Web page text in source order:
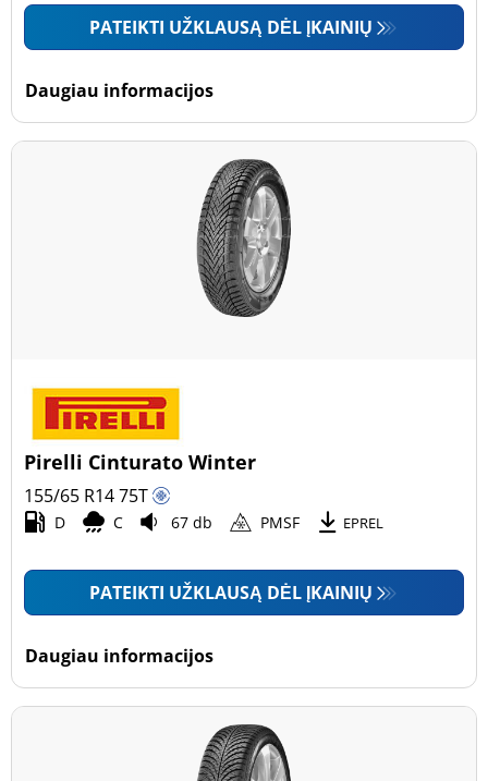
PATEIKTI UŽKLAUSĄ DĖL ĮKAINIŲ
Daugiau informacijos
Pirelli Cinturato Winter
155/65 R1475T
D C 67 db PMSF EPREL
PATEIKTI UŽKLAUSĄ DĖL ĮKAINIŲ
Daugiau informacijos